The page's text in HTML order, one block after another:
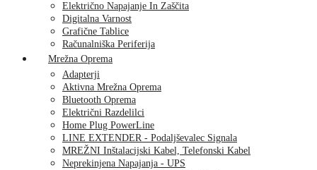
Električno Napajanje In Zaščita
Digitalna Varnost
Grafične Tablice
Računalniška Periferija
Mrežna Oprema
Adapterji
Aktivna Mrežna Oprema
Bluetooth Oprema
Električni Razdelilci
Home Plug PowerLine
LINE EXTENDER - Podaljševalec Signala
MREŽNI Inštalacijski Kabel, Telefonski Kabel
Neprekinjena Napajanja - UPS